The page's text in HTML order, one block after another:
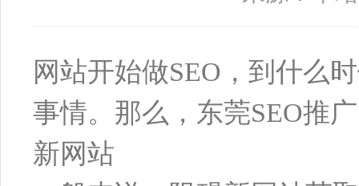
网站开始做SEO，到什么
事情。那么，东莞SEO推
新网站